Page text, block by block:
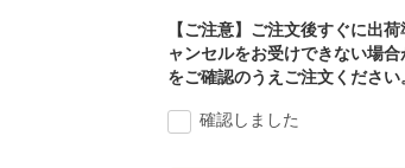
【ご注意】ご注文後すぐに出
ャンセルをお受けできない場
をご確認のうえご注文ください
確認しました